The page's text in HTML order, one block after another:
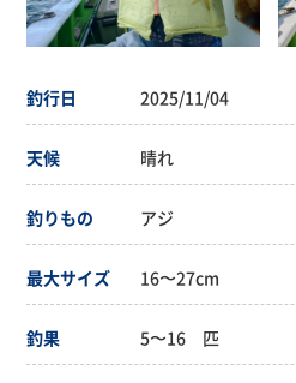
釣行日 2025/11/04
天候 晴れ
釣りもの アジ
最大サイズ 16〜27cm
釣果 5〜16 匹